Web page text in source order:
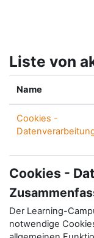
Liste von
Name
Cookies -
Cookies -
Der Learning-
notwendige